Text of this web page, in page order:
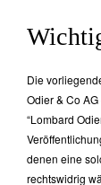
Die
Odier & Co
“Lombard
denen eine
rechtswidrig